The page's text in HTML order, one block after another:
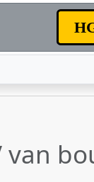
van